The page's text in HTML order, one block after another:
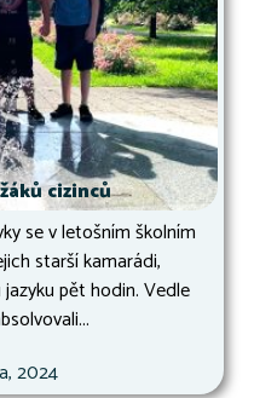
cizinců
se v letošním školním
starší kamarádi,
pět hodin. Vedle
2024